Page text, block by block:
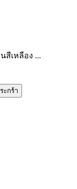
สีเหลือง ...